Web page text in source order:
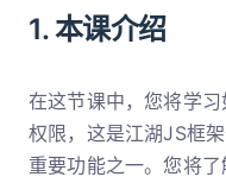
1. 本课介绍
在这节课中，您将学
权限，这是江湖JS框
重要功能之一。您将